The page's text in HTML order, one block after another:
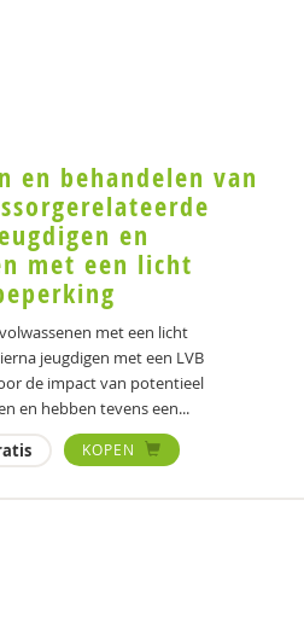
en behandelen van
en
met een licht
met een licht
jeugdigen met een LVB
de impact van potentieel
en hebben tevens een...
KOPEN